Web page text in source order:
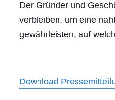
Der Gründer und
verbleiben, um eine
gewährleisten, auf
Download